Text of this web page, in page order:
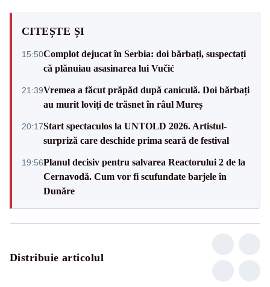
CITEȘTE ȘI
15:50Complot dejucat în Serbia: doi bărbați, suspectați
că plănuiau asasinarea lui Vučić
21:39Vremea a făcut prăpăd după caniculă. Doi bărbați
au murit loviți de trăsnet în râul Mureș
20:17Start spectaculos la UNTOLD 2026. Artistul-
surpriză care deschide prima seară de festival
19:56Planul decisiv pentru salvarea Reactorului 2 de la
Cernavodă. Cum vor fi scufundate barjele în
Dunăre
Distribuie articolul